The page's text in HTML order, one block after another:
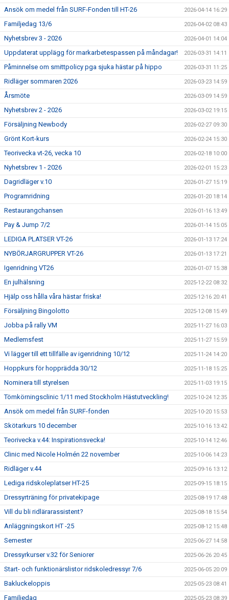
Ansök om medel från SURF-Fonden till HT-26 2026-04-14 16:29
Familjedag 13/6 2026-04-02 08:43
Nyhetsbrev 3 - 2026 2026-04-01 14:04
Uppdaterat upplägg för markarbetespassen på måndagar! 2026-03-31 14:11
Påminnelse om smittpolicy pga sjuka hästar på hippo 2026-03-31 11:25
Ridläger sommaren 2026 2026-03-23 14:59
Årsmöte 2026-03-09 14:59
Nyhetsbrev 2 - 2026 2026-03-02 19:15
Försäljning Newbody 2026-02-27 09:30
Grönt Kort-kurs 2026-02-24 15:30
Teorivecka vt-26, vecka 10 2026-02-18 10:00
Nyhetsbrev 1 - 2026 2026-02-01 15:23
Dagridläger v.10 2026-01-27 15:19
Programridning 2026-01-20 18:14
Restaurangchansen 2026-01-16 13:49
Pay & Jump 7/2 2026-01-14 15:05
LEDIGA PLATSER VT-26 2026-01-13 17:24
NYBÖRJARGRUPPER VT-26 2026-01-13 17:21
Igenridning VT26 2026-01-07 15:38
En julhälsning 2025-12-22 08:32
Hjälp oss hålla våra hästar friska! 2025-12-16 20:41
Försäljning Bingolotto 2025-12-08 15:49
Jobba på rally VM 2025-11-27 16:03
Medlemsfest 2025-11-27 15:59
Vi lägger till ett tillfälle av igenridning 10/12 2025-11-24 14:20
Hoppkurs för hopprädda 30/12 2025-11-18 15:25
Nominera till styrelsen 2025-11-03 19:15
Tömkörningsclinic 1/11 med Stockholm Hästutveckling! 2025-10-24 12:35
Ansök om medel från SURF-fonden 2025-10-20 15:53
Skötarkurs 10 december 2025-10-16 13:42
Teorivecka v.44: Inspirationsvecka! 2025-10-14 12:46
Clinic med Nicole Holmén 22 november 2025-10-06 14:23
Ridläger v.44 2025-09-16 13:12
Lediga ridskoleplatser HT-25 2025-09-15 18:15
Dressyrträning för privatekipage 2025-08-19 17:48
Vill du bli ridlärarassistent? 2025-08-18 15:54
Anläggningskort HT -25 2025-08-12 15:48
Semester 2025-06-27 14:58
Dressyrkurser v.32 för Seniorer 2025-06-26 20:45
Start- och funktionärslistor ridskoledressyr 7/6 2025-06-05 20:09
Bakluckeloppis 2025-05-23 08:41
Familjedag 2025-05-23 08:39